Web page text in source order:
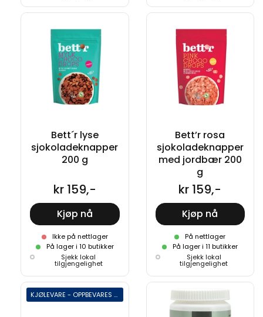
Bett´r lyse
sjokoladeknapper
200 g
kr 159,-
Kjøp nå
Ikke på nettlager
På lager i 10 butikker
Sjekk lokal
tilgjengelighet
Bett’r rosa
sjokoladeknapper
med jordbær 200
g
kr 159,-
Kjøp nå
På nettlager
På lager i 11 butikker
Sjekk lokal
tilgjengelighet
KJØLEVARE - OPPBEVARES I KJØLESKAP